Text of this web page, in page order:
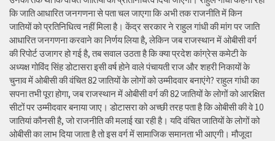
कि जाति आधारित जनगणना से पता चल जाएगा कि अभी तक राजनीति में किन
जातियों को प्रतिनिधित्व नहीं मिला है। केंद्र सरकार ने राहुल गांधी की मांग पर जाति
आधारित जनगणना करवाने का निर्णय लिया है, लेकिन जब राजस्थान में ओबीसी वर्ग
की रिपोर्ट उजागर हो गई है, तब सवाल उठता है कि क्या प्रदेश कांग्रेस कमेटी के
अध्यक्ष गोविंद सिंह डोटासरा इसी वर्ष होने वाले पंचायती राज और शहरी निकायों के
चुनाव में ओबीसी की वंचित 82 जातियों के लोगों को उम्मीदवार बनाएंगे? राहुल गांधी का
सपना तभी पूरा होगा, जब राजस्थान में ओबीसी वर्ग की 82 जातियों के लोगों को आरक्षित
सीटों पर उम्मीदवार बनाया जाए। डोटासरा को अच्छी तरह पता है कि ओबीसी की वे 10
जातियां कौनसी है, जो राजनीति की मलाई खा रही है। यदि वंचित जातियों के लोगों को
ओबीसी का लाभ दिया जाता है तो इस वर्ग में सामाजिक समानता भी आएगी। मौजूदा